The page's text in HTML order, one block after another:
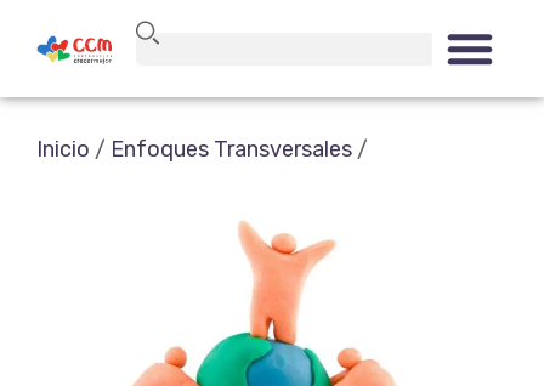
Inicio / Enfoques Transversales /